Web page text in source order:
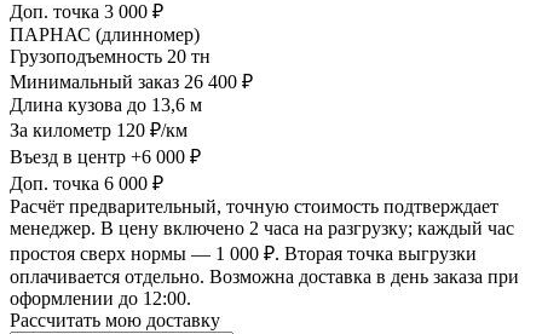
Доп. точка 3 000 ₽
ПАРНАС (длинномер)
Грузоподъемность 20 тн
Минимальный заказ 26 400 ₽
Длина кузова до 13,6 м
За километр 120 ₽/км
Въезд в центр +6 000 ₽
Доп. точка 6 000 ₽
Расчёт предварительный, точную стоимость подтверждает
менеджер. В цену включено 2 часа на разгрузку; каждый час
простоя сверх нормы — 1 000 ₽. Вторая точка выгрузки
оплачивается отдельно. Возможна доставка в день заказа при
оформлении до 12:00.
Рассчитать мою доставку